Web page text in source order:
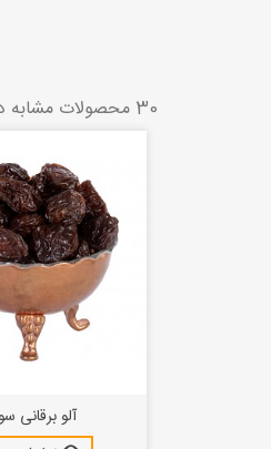
30 محصولات مشابه در شاخه های مختلف:
آلو برقانی